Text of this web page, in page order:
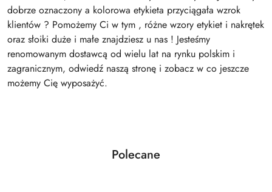
dobrze oznaczony a kolorowa etykieta przyciągała wzrok
klientów ? Pomożemy Ci w tym , różne wzory etykiet i nakrętek
oraz słoiki duże i małe znajdziesz u nas ! Jesteśmy
renomowanym dostawcą od wielu lat na rynku polskim i
zagranicznym, odwiedź naszą stronę i zobacz w co jeszcze
możemy Cię wyposażyć.
Pomiń karuzelę produktów
Produkty
Polecane